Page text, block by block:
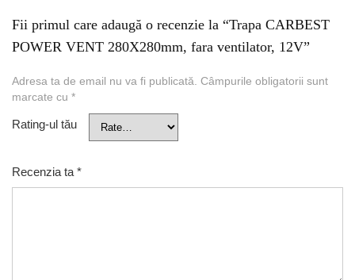
Fii primul care adaugă o recenzie la “Trapa CARBEST
POWER VENT 280X280mm, fara ventilator, 12V”
Adresa ta de email nu va fi publicată. Câmpurile obligatorii sunt
marcate cu *
Rating-ul tău
Recenzia ta *